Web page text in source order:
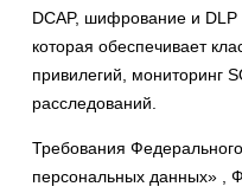
DCAP, шифрование и DLP
которая обеспечивает
привилегий, мониторинг
расследований.
Требования
персональных данных» ,